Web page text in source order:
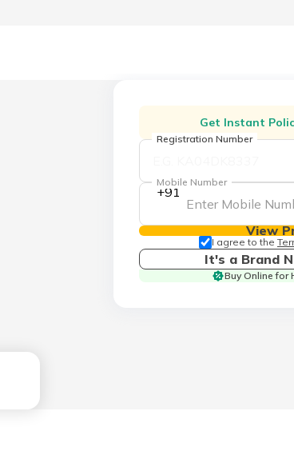
Get Instant
Registration Number
+91
Mobile Number
View
I agree to the
It's a Brand
Buy Online for